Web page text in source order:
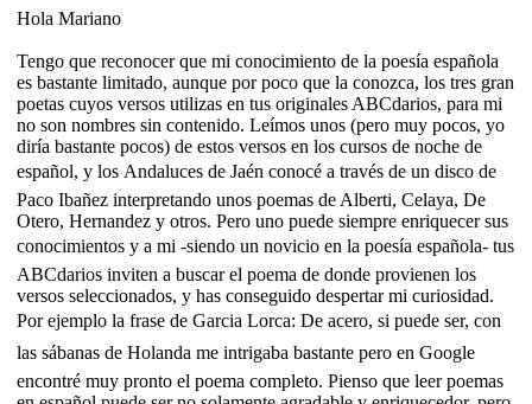
Hola Mariano
Tengo que reconocer que mi conocimiento de la poesía española
es bastante limitado, aunque por poco que la conozca, los tres gran
poetas cuyos versos utilizas en tus originales ABCdarios, para mi
no son nombres sin contenido. Leímos unos (pero muy pocos, yo
diría bastante pocos) de estos versos en los cursos de noche de
español, y los Andaluces de Jaén conocé a través de un disco de
Paco Ibañez interpretando unos poemas de Alberti, Celaya, De
Otero, Hernandez y otros. Pero uno puede siempre enriquecer sus
conocimientos y a mi -siendo un novicio en la poesía española- tus
ABCdarios inviten a buscar el poema de donde provienen los
versos seleccionados, y has conseguido despertar mi curiosidad.
Por ejemplo la frase de Garcia Lorca: De acero, si puede ser, con
las sábanas de Holanda me intrigaba bastante pero en Google
encontré muy pronto el poema completo. Pienso que leer poemas